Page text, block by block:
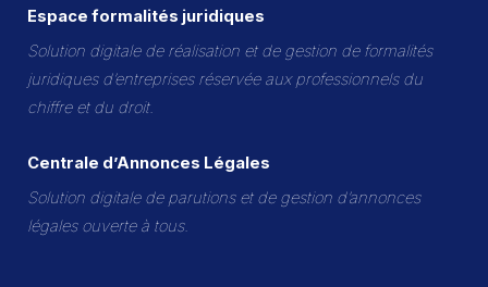
Espace formalités juridiques
Solution digitale de réalisation et de gestion de formalités
juridiques d’entreprises réservée aux professionnels du
chiffre et du droit.
Centrale d’Annonces Légales
Solution digitale de parutions et de gestion d’annonces
légales ouverte à tous.